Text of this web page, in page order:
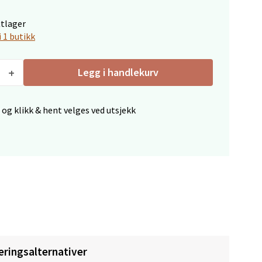
1 butikk
Legg i handlekurv
klikk & hent velges ved utsjekk